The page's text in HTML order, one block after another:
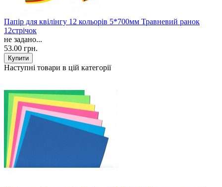
Папір для квілінгу 12 кольорів 5*700мм Травневий ранок
12стрічок
не задано...
53.00 грн.
Наступні товари в цій категорії